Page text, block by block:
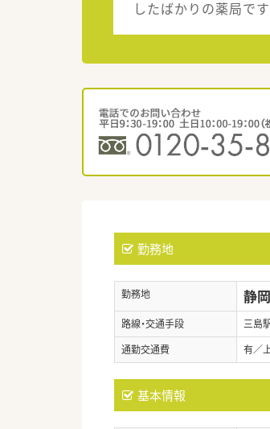
したばかりの薬局です
勤務地
勤務地 静
路線・交通手段
三島
通勤交通費
有／
基本情報